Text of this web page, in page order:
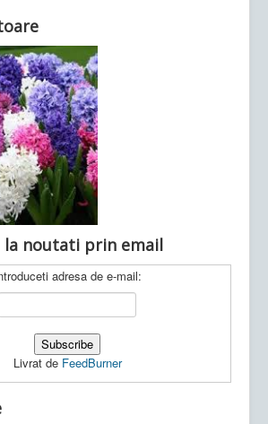
Vi, 04.11.2022 -
Județean Mehedinți
la noutati prin email
adresa de e-mail:
Livrat de FeedBurner